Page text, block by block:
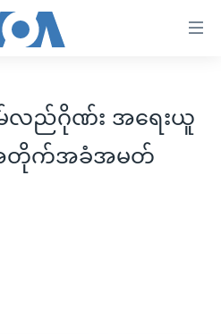
လည်ဂိုဏ်း အရေးယူ
တိုက်အခံအမတ်